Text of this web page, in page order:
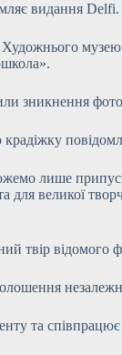
видання Delfi.
зникнення
лише
для великої
твір
та